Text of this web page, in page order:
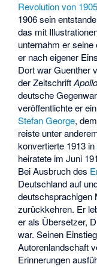
Revolution von 1905
1906 sein
das mit
unternahm er
er nach eigener
Dort war Guenther
der Zeitschrift
deutsche
veröffentlichte er
Stefan George,
reiste unter
konvertierte 1913 in
heiratete im Juni
Bei Ausbruch des
Deutschland auf
deutschsprachigen
zurückkehren. Er
er als Übersetzer,
war. Seinen
Autorenlandschaft
Erinnerungen